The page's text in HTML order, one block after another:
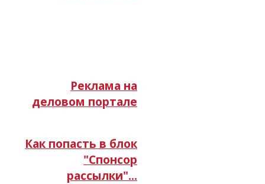
Реклама на
деловом портале
Как попасть в блок
"Спонсор
рассылки"...